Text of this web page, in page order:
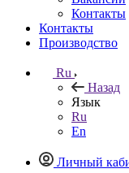
Контакты
Контакты
Производство
Ru
Назад
Язык
Ru
En
Личный